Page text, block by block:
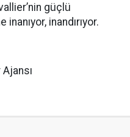
güçlü
inanıyor, inandırıyor.